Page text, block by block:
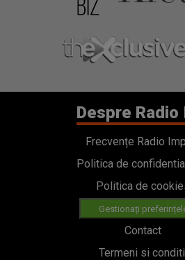
Despre Radio
Frecvențe Radio
Politica de
Politica de
Gestionați
Contact
Termeni si